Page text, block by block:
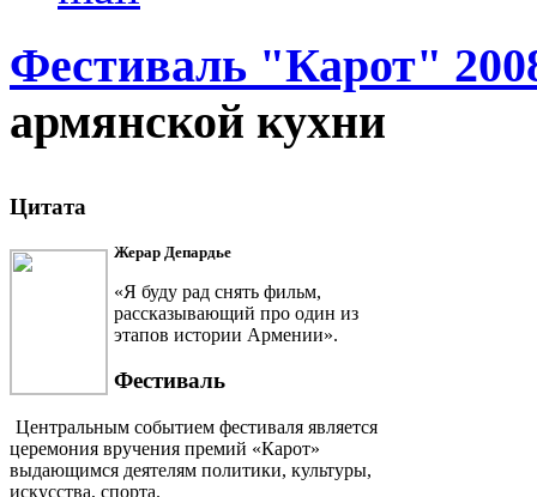
Фестиваль "Карот"
армянской кухни
Цитата
Жерар Депардье
«Я буду рад снять фильм,
рассказывающий про один из
этапов истории Армении».
Фестиваль
Центральным событием фестиваля является
церемония вручения премий «Карот»
выдающимся деятелям политики, культуры,
искусства, спорта.